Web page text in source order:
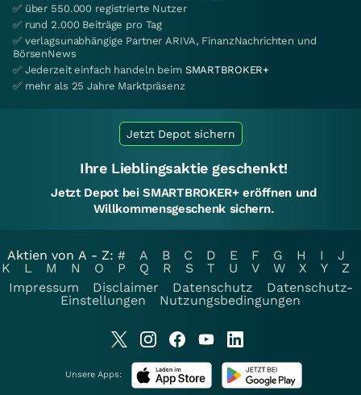
✅ über 550.000 registrierte Nutzer
✅ rund 2.000 Beiträge pro Tag
✅ verlagsunabhängige Partner ARIVA, FinanzNachrichten und
BörsenNews
✅ Jederzeit einfach handeln beim SMARTBROKER+
✅ mehr als 25 Jahre Marktpräsenz
Jetzt Depot sichern
Ihre Lieblingsaktie geschenkt!
Jetzt Depot bei SMARTBROKER+ eröffnen und
Willkommensgeschenk sichern.
Aktien von A - Z: # A B C D E F G H I
J
K
L M N O P Q R S T U V W X Y
Z
Impressum
Disclaimer Datenschutz
Datenschutz-
Einstellungen
Nutzungsbedingungen
Unsere Apps: